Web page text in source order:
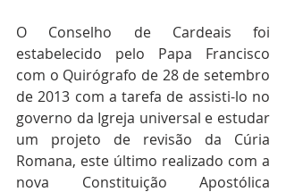
O Conselho de Cardeais foi
estabelecido pelo Papa Francisco
com o Quirógrafo de 28 de setembro
de 2013 com a tarefa de assisti-lo no
governo da Igreja universal e estudar
um projeto de revisão da Cúria
Romana, este último realizado com a